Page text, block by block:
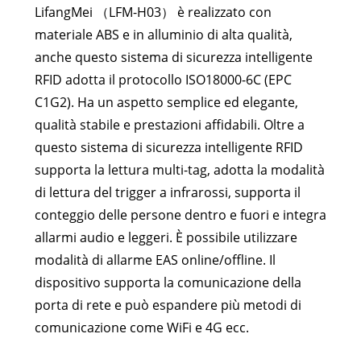
LifangMei （LFM-H03） è realizzato con
materiale ABS e in alluminio di alta qualità,
anche questo sistema di sicurezza intelligente
RFID adotta il protocollo ISO18000-6C (EPC
C1G2). Ha un aspetto semplice ed elegante,
qualità stabile e prestazioni affidabili. Oltre a
questo sistema di sicurezza intelligente RFID
supporta la lettura multi-tag, adotta la modalità
di lettura del trigger a infrarossi, supporta il
conteggio delle persone dentro e fuori e integra
allarmi audio e leggeri. È possibile utilizzare
modalità di allarme EAS online/offline. Il
dispositivo supporta la comunicazione della
porta di rete e può espandere più metodi di
comunicazione come WiFi e 4G ecc.